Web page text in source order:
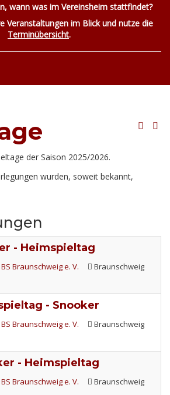
wann was im Vereinsheim stattfindet?
Veranstaltungen im Blick und nutze die
Terminübersicht.
der Saison 2025/2026.
wurden, soweit bekannt,
- Heimspieltag
BS Braunschweig e. V.
Braunschweig
- Snooker
BS Braunschweig e. V.
Braunschweig
- Heimspieltag
BS Braunschweig e. V.
Braunschweig